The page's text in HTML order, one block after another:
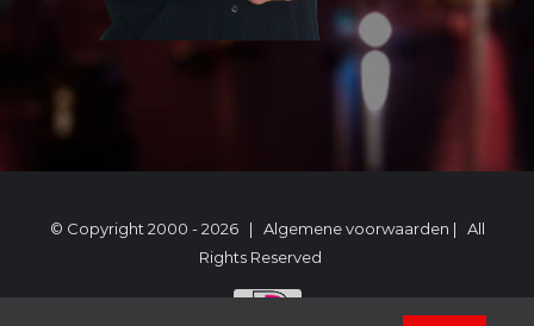
© Copyright 2000 -2026 | Algemene voorwaarden | All
Rights Reserved